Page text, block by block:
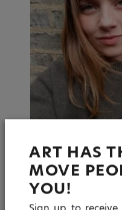
ART HAS
MOVE
YOU!
KIT HILL
Kit Hill é artista de
está sediada em